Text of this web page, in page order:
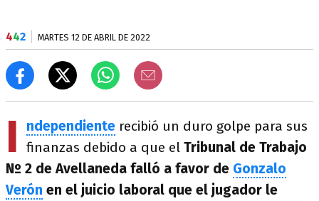
442 MARTES 12 DE ABRIL DE 2022
I ndependiente recibió un duro golpe para sus
finanzas debido a que el Tribunal de Trabajo
Nº 2 de Avellaneda falló a favor de Gonzalo
Verón en el juicio laboral que el jugador le